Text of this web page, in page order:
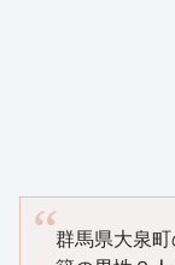
群馬県大泉